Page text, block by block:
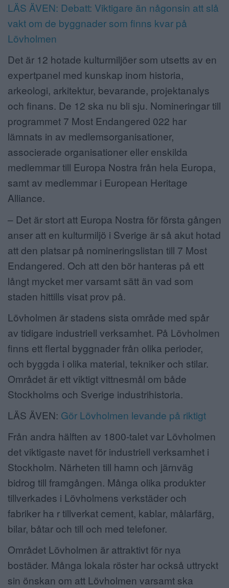
LÄS ÄVEN: Debatt: Viktigare än någonsin att slå
vakt om de byggnader som finns kvar på
Lövholmen
Det är 12 hotade kulturmiljöer som utsetts av en
expertpanel med kunskap inom historia,
arkeologi, arkitektur, bevarande, projektanalys
och finans. De 12 ska nu bli sju. Nomineringar till
programmet 7 Most Endangered 022 har
lämnats in av medlemsorganisationer,
associerade organisationer eller enskilda
medlemmar till Europa Nostra från hela Europa,
samt av medlemmar i European Heritage
Alliance.
– Det är stort att Europa Nostra för första gången
anser att en kulturmiljö i Sverige är så akut hotad
att den platsar på nomineringslistan till 7 Most
Endangered. Och att den bör hanteras på ett
långt mycket mer varsamt sätt än vad som
staden hittills visat prov på.
Lövholmen är stadens sista område med spår
av tidigare industriell verksamhet. På Lövholmen
finns ett flertal byggnader från olika perioder,
och byggda i olika material, tekniker och stilar.
Området är ett viktigt vittnesmål om både
Stockholms och Sverige industrihistoria.
LÄS ÄVEN: Gör Lövholmen levande på riktigt
Från andra hälften av 1800-talet var Lövholmen
det viktigaste navet för industriell verksamhet i
Stockholm. Närheten till hamn och järnväg
bidrog till framgången. Många olika produkter
tillverkades i Lövholmens verkstäder och
fabriker ha r tillverkat cement, kablar, målarfärg,
bilar, båtar och till och med telefoner.
Området Lövholmen är attraktivt för nya
bostäder. Många lokala röster har också uttryckt
sin önskan om att Lövholmen varsamt ska